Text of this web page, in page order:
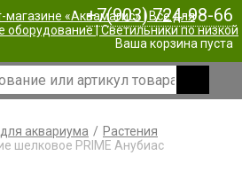
+7(903) 724-98-66
Ваша корзина пуста
аквариума
Растения
шелковое PRIME Анубиас